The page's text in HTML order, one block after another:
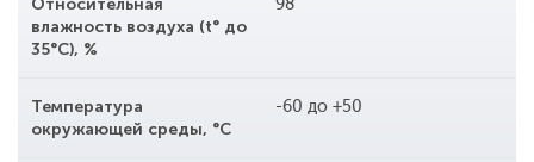
Относительная
влажность воздуха (t° до
35°С), %
98
Температура
окружающей среды, °С
-60 до +50